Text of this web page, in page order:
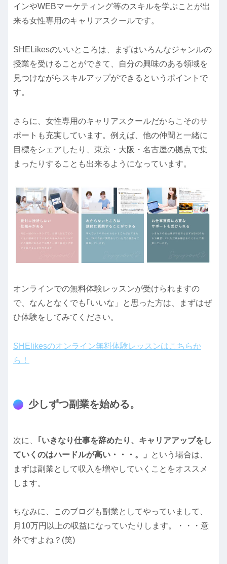
インやWEBマーケティング等のスキルを学ぶことが出
来る女性専用のキャリアスクールです。
SHELikesのいいところは、まずはいろんなジャンルの
授業を受けることができて、自分の興味のある領域を
見つけながらスキルアップができるというポイントで
す。
さらに、女性専用のキャリアスクールだからこそのサ
ポートも充実しています。例えば、他の仲間と一緒に
目標をシェアしたり、東京・大阪・名古屋の拠点で集
まったりすることも出来るようになっています。
オンラインでの無料体験レッスンが受けられますの
で、なんとなくでも｢いいな」と思った方は、まずはぜ
ひ体験をしてみてください。
SHElikesのオンライン無料体験レッスンはこちらか
ら！
少しずつ副業を始める。
次に、
｢いきなり仕事を辞めたり、キャリアアップをし
ていくのはハードルが高い・・・。」
という場合は、
まずは副業として収入を増やしていくことをオススメ
します。
ちなみに、このブログも副業としてやっていまして、
月10万円以上の収益になっていたりします。・・・意
外ですよね？(笑)